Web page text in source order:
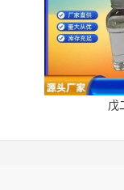
戊